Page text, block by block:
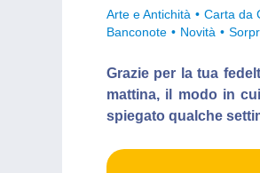
Arte e Antichità Carta da
Banconote
Novità
Grazie per la tua
mattina, il modo in
spiegato qualche